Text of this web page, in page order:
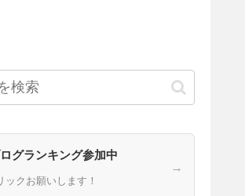
グランキング参加中
ックお願いします！
→